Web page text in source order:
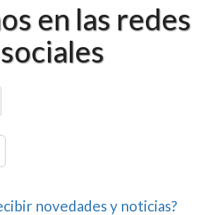
en las redes
sociales
novedades y noticias?